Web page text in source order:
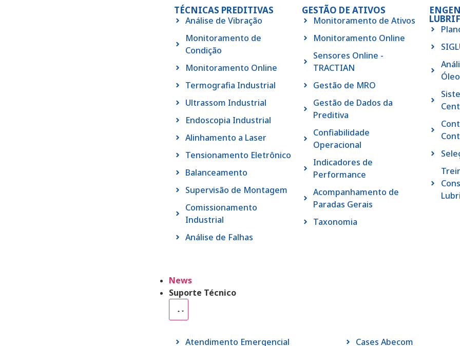
TÉCNICAS PREDITIVAS
Análise de Vibração
Monitoramento de
Condição
Monitoramento Online
Termografia Industrial
Ultrassom Industrial
Endoscopia Industrial
Alinhamento a Laser
Tensionamento Eletrônico
Balanceamento
Supervisão de Montagem
Comissionamento
Industrial
Análise de Falhas
GESTÃO DE ATIVOS
Monitoramento de Ativos
Monitoramento Online
Sensores Online -
TRACTIAN
Gestão de MRO
Gestão de Dados da
Preditiva
Confiabilidade
Operacional
Indicadores de
Performance
Acompanhamento de
Paradas Gerais
Taxonomia
Óleo
News
Suporte Técnico
Atendimento Emergencial
Cases Abecom